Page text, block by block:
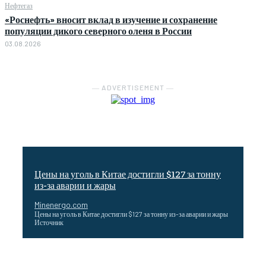
Нефтегаз
«Роснефть» вносит вклад в изучение и сохранение
популяции дикого северного оленя в России
03.08.2026
― ADVERTISEMENT ―
Цены на уголь в Китае достигли $127 за тонну
из-за аварии и жары
Minenergo.com
Цены на уголь в Китае достигли $127 за тонну из-за аварии и жары
Источник